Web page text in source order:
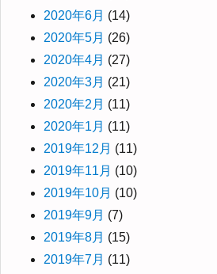
2020年6月 (14)
2020年5月 (26)
2020年4月 (27)
2020年3月 (21)
2020年2月 (11)
2020年1月 (11)
2019年12月 (11)
2019年11月 (10)
2019年10月 (10)
2019年9月 (7)
2019年8月 (15)
2019年7月 (11)